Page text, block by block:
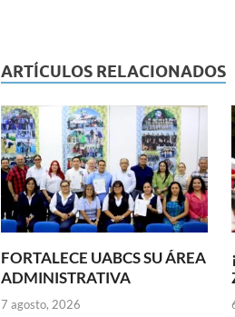
ARTÍCULOS RELACIONADOS
FORTALECE UABCS SU ÁREA
ADMINISTRATIVA
7 agosto, 2026